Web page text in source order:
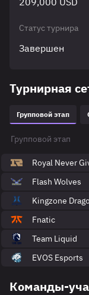
Статус турнира
Завершен
Турнирная
Групповой этап
Групповой этап
Royal Never
Flash Wolves
Kingzone
Fnatic
Team Liquid
EVOS Esports
Команды-